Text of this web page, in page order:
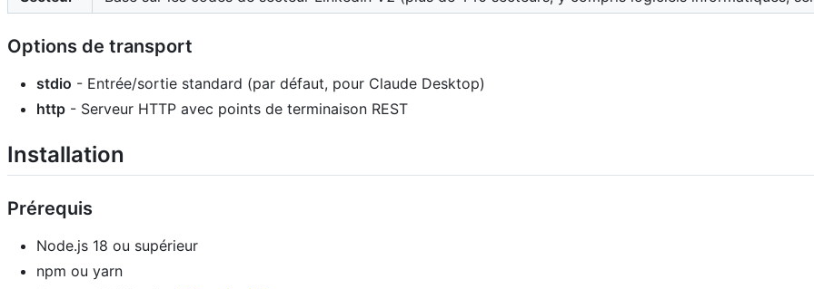
Options de transport
stdio - Entrée/sortie standard (par défaut, pour Claude Desktop)
http - Serveur HTTP avec points de terminaison REST
Installation
Prérequis
Node.js 18 ou supérieur
npm ou yarn